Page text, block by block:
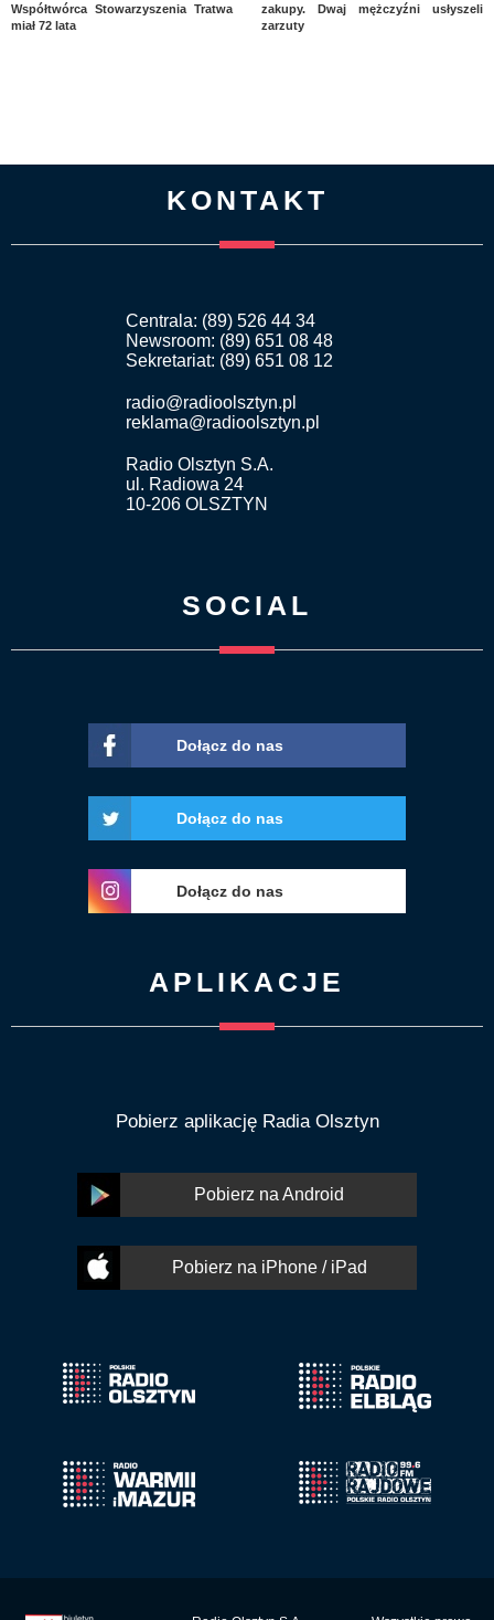
Współtwórca Stowarzyszenia Tratwa
miał 72 lata
zakupy. Dwaj mężczyźni usłyszeli
zarzuty
KONTAKT
Centrala: (89) 526 44 34
Newsroom: (89) 651 08 48
Sekretariat: (89) 651 08 12
radio@radioolsztyn.pl
reklama@radioolsztyn.pl
Radio Olsztyn S.A.
ul. Radiowa 24
10-206 OLSZTYN
SOCIAL
Dołącz do nas
Dołącz do nas
Dołącz do nas
APLIKACJE
Pobierz aplikację Radia Olsztyn
Pobierz na Android
Pobierz na iPhone / iPad